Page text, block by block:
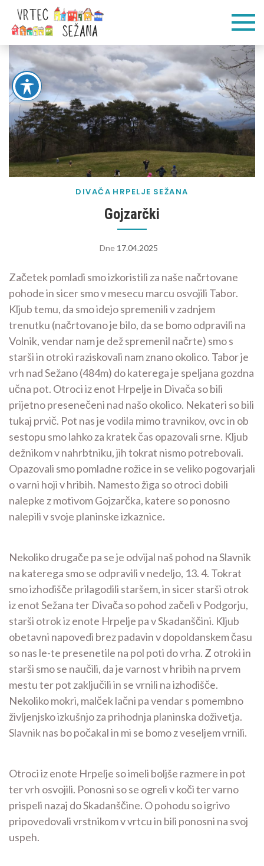
Skip
content
Sežana
Veliko pogumnih
DIVAČA HRPELJE SEŽANA
Gojzarčki
Dne 17.04.2025
Začetek pomladi smo izkoristili za naše načrtovane
pohode in sicer smo v mesecu marcu osvojili Tabor.
Kljub temu, da smo idejo spremenili v zadnjem
trenutku (načrtovano je bilo, da se bomo odpravili na
Volnik, vendar nam je dež spremenil načrte) smo s
starši in otroki raziskovali nam znano okolico. Tabor je
vrh nad Sežano (484m) do katerega je speljana gozdna
učna pot. Otroci iz enot Hrpelje in Divača so bili
prijetno presenečeni nad našo okolico. Nekateri so bili
tukaj prvič. Pot nas je vodila mimo travnikov, ovc in ob
sestopu smo lahko za kratek čas opazovali srne. Kljub
dežnikom v nahrbtniku, jih tokrat nismo potrebovali.
Opazovali smo pomladne rožice in se veliko pogovarjali
o varni hoji v hribih. Namesto žiga so otroci dobili
nalepke z motivom Gojzarčka, katere so ponosno
nalepili v svoje planinske izkaznice.
Nekoliko drugače pa se je odvijal naš pohod na Slavnik
na katerega smo se odpravili v nedeljo, 13. 4. Tokrat
smo izhodišče prilagodili staršem, in sicer starši otrok
iz enot Sežana ter Divača so pohod začeli v Podgorju,
starši otrok iz enote Hrpelje pa v Skadanščini. Kljub
obetavni napovedi brez padavin v dopoldanskem času
so nas le-te presenetile na pol poti do vrha. Z otroki in
starši smo se naučili, da je varnost v hribih na prvem
mestu ter pot zaključili in se vrnili na izhodišče.
Nekoliko mokri, malček lačni pa vendar s pomembno
življenjsko izkušnjo za prihodnja planinska doživetja.
Slavnik nas bo počakal in mi se bomo z veseljem vrnili.
Otroci iz enote Hrpelje so imeli boljše razmere in pot
ter vrh osvojili. Ponosni so se ogreli v koči ter varno
prispeli nazaj do Skadanščine. O pohodu so igrivo
pripovedovali vrstnikom v vrtcu in bili ponosni na svoj
uspeh.